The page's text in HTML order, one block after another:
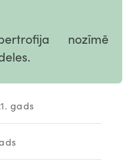
nozīmē
gads